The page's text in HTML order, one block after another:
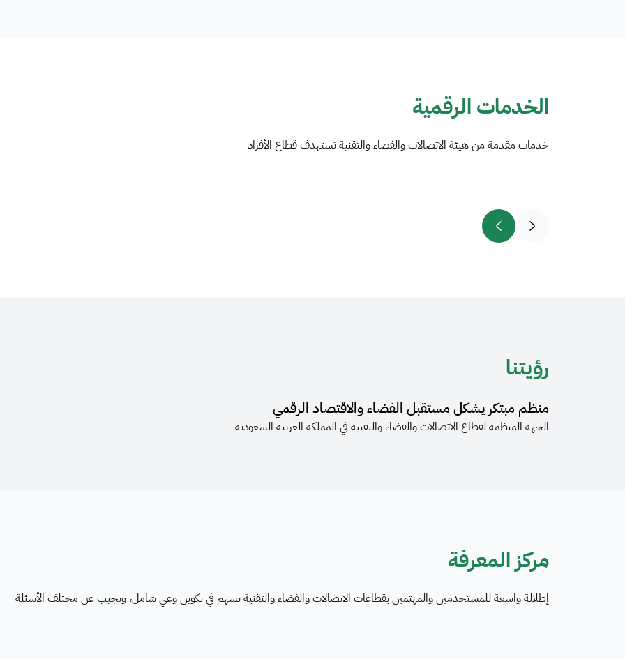
الخدمات الرقمية
خدمات مقدمة من هيئة الاتصالات والفضاء والتقنية تستهدف قطاع الأفراد
رؤيتنا
منظم مبتكر يشكل مستقبل الفضاء والاقتصاد الرقمي
الجهة المنظمة لقطاع الاتصالات والفضاء والتقنية في المملكة العربية السعودية
مركز المعرفة
إطلالة واسعة للمستخدمين والمهتمين بقطاعات الاتصالاتوالفضاء والتقنية تسهم في تكوين وعي شامل، وتجيب عن مختلف الأسئلة